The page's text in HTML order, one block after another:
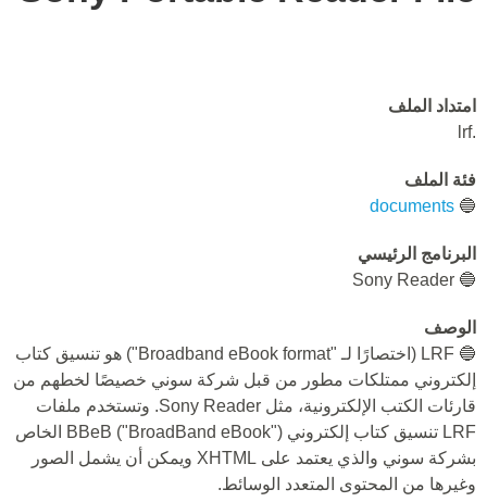
امتداد الملف
.lrf
فئة الملف
🔵
documents
البرنامج الرئيسي
🔵 Sony Reader
الوصف
🔵 LRF (اختصارًا لـ "Broadband eBook format") هو تنسيق كتاب
إلكتروني ممتلكات مطور من قبل شركة سوني خصيصًا لخطهم من
قارئات الكتب الإلكترونية، مثل Sony Reader. وتستخدم ملفات
LRF تنسيق كتاب إلكتروني BBeB ("BroadBand eBook") الخاص
بشركة سوني والذي يعتمد على XHTML ويمكن أن يشمل الصور
وغيرها من المحتوى المتعدد الوسائط.